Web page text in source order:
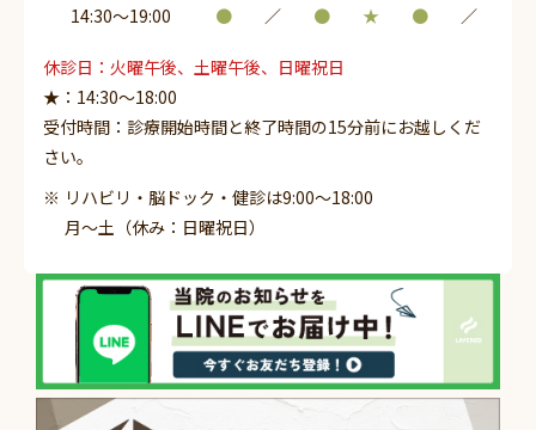
14:30〜19:00
● ／ ● ★ ● ／
休診日：火曜午後、土曜午後、日曜祝日
★：14:30～18:00
受付時間：診療開始時間と終了時間の15分前にお越しくだ
さい。
リハビリ・脳ドック・健診は9:00～18:00
月～土（休み：日曜祝日）